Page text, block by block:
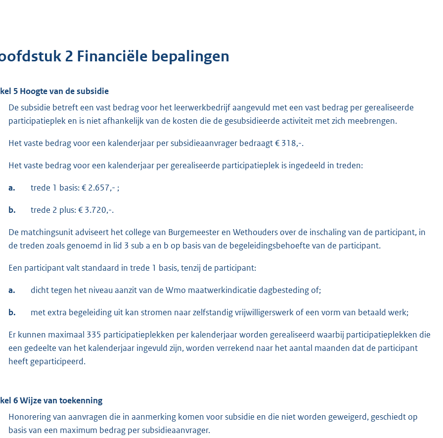
2 Financiële bepalingen
5 Hoogte van de subsidie
De subsidie betreft een vast bedrag voor het leerwerkbedrijf aangevuld met een vast bedrag per gerealiseerde
participatieplek en is niet afhankelijk van de kosten die de gesubsidieerde activiteit met zich meebrengen.
Het vaste bedrag voor een kalenderjaar per subsidieaanvrager bedraagt € 318,-.
Het vaste bedrag voor een kalenderjaar per gerealiseerde participatieplek is ingedeeld in treden:
a. trede 1 basis: € 2.657,- ;
b. trede 2 plus: € 3.720,-.
De matchingsunit adviseert het college van Burgemeester en Wethouders over de inschaling van de participant, in
de treden zoals genoemd in lid 3 sub a en b op basis van de begeleidingsbehoefte van de participant.
Een participant valt standaard in trede 1 basis, tenzij de participant:
a. dicht tegen het niveau aanzit van de Wmo maatwerkindicatie dagbesteding of;
b. met extra begeleiding uit kan stromen naar zelfstandig vrijwilligerswerk of een vorm van betaald werk;
Er kunnen maximaal 335 participatieplekken per kalenderjaar worden gerealiseerd waarbij participatieplekken die
een gedeelte van het kalenderjaar ingevuld zijn, worden verrekend naar het aantal maanden dat de participant
heeft geparticipeerd.
6 Wijze van toekenning
Honorering van aanvragen die in aanmerking komen voor subsidie en die niet worden geweigerd, geschiedt op
basis van een maximum bedrag per subsidieaanvrager.